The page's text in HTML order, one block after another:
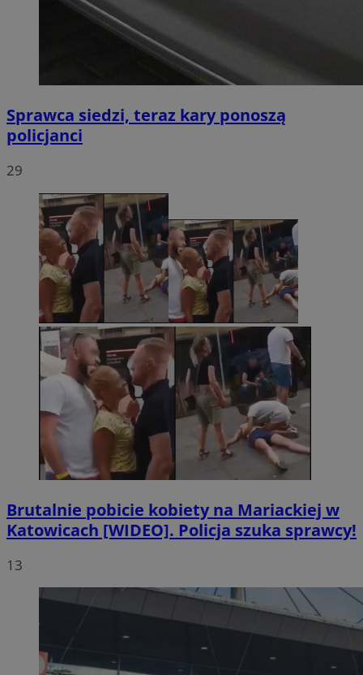
Sprawca siedzi, teraz kary ponoszą
policjanci
29
Brutalnie pobicie kobiety na Mariackiej w
Katowicach [WIDEO]. Policja szuka sprawcy!
13